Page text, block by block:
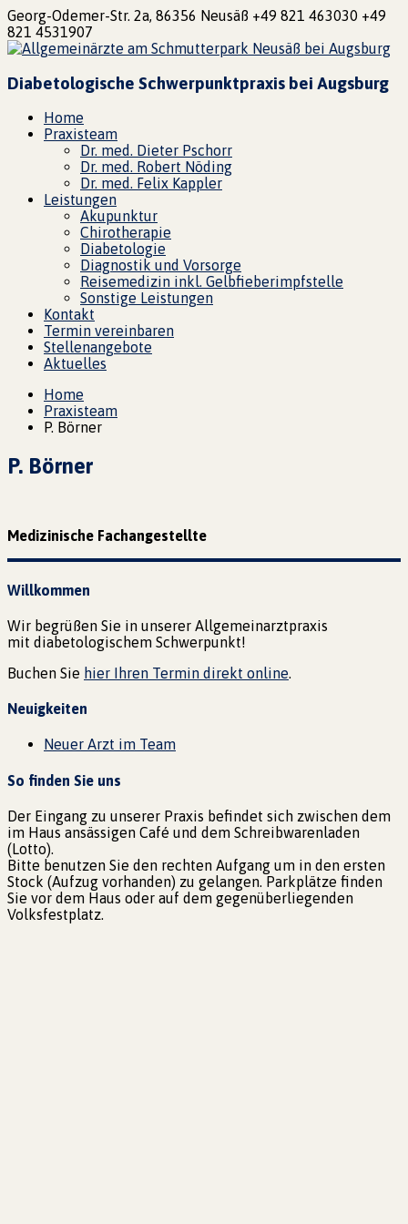
Georg-Odemer-Str. 2a, 86356 Neusäß +49 821 463030 +49
821 4531907
Diabetologische Schwerpunktpraxis bei Augsburg
Home
Praxisteam
Dr. med. Dieter Pschorr
Dr. med. Robert Nöding
Dr. med. Felix Kappler
Leistungen
Akupunktur
Chirotherapie
Diabetologie
Diagnostik und Vorsorge
Reisemedizin inkl. Gelbfieberimpfstelle
Sonstige Leistungen
Kontakt
Termin vereinbaren
Stellenangebote
Aktuelles
Home
Praxisteam
P. Börner
P. Börner
Medizinische Fachangestellte
Willkommen
Wir begrüßen Sie in unserer Allgemeinarztpraxis
mit diabetologischem Schwerpunkt!
Buchen Sie hier Ihren Termin direkt online.
Neuigkeiten
Neuer Arzt im Team
So finden Sie uns
Der Eingang zu unserer Praxis befindet sich zwischen dem
im Haus ansässigen Café und dem Schreibwarenladen
(Lotto).
Bitte benutzen Sie den rechten Aufgang um in den ersten
Stock (Aufzug vorhanden) zu gelangen. Parkplätze finden
Sie vor dem Haus oder auf dem gegenüberliegenden
Volksfestplatz.